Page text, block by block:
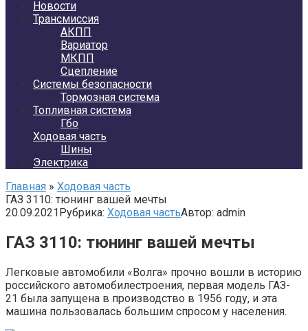
Новости
Трансмиссия
АКПП
Вариатор
МКПП
Сцепление
Системы безопасности
Тормозная система
Топливная система
Гбо
Ходовая часть
Шины
Электрика
Главная » Ходовая часть
ГАЗ 3110: тюнинг вашей мечты
20.09.2021Рубрика: Ходовая частьАвтор: admin
ГАЗ 3110: тюнинг вашей мечты
Легковые автомобили «Волга» прочно вошли в историю
российского автомобилестроения, первая модель ГАЗ-
21 была запущена в производство в 1956 году, и эта
машина пользовалась большим спросом у населения.